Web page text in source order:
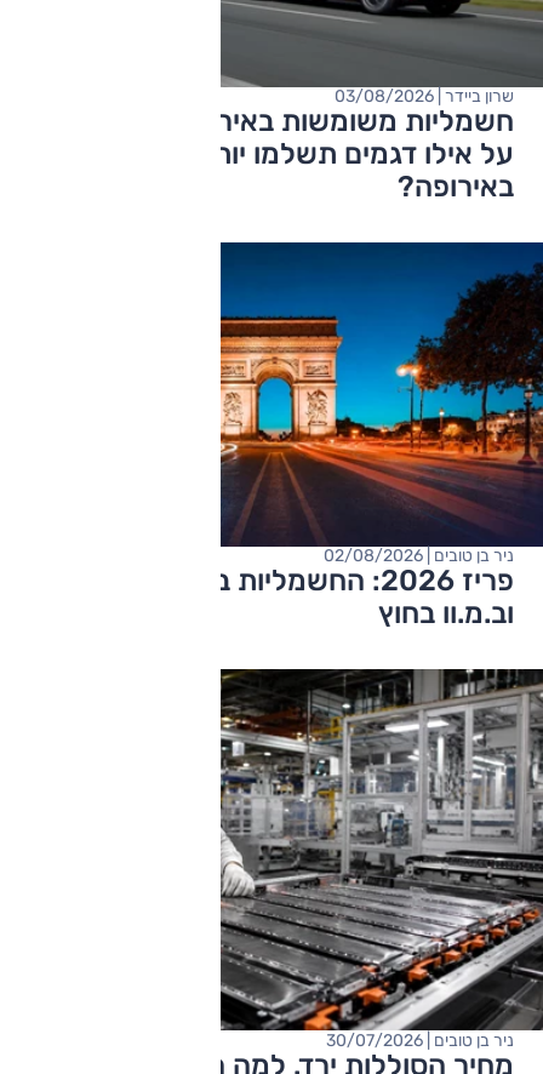
חשמליות משומשות באירופה מול ישראל:
על אילו דגמים תשלמו יותר דווקא
באירופה?
שרון ביידר | 03/08/2026
פריז 2026: החשמליות בפנים, טויוטה
וב.מ.וו בחוץ
ניר בן טובים | 02/08/2026
מחיר הסוללות ירד. למה החשמליות עדיין
ניר בן טובים | 30/07/2026